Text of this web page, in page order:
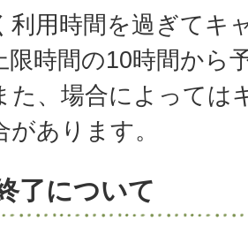
利用時間を過ぎてキ
限時間の10時間から
た、場合によっては
あります。
了について